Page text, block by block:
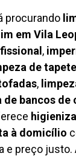
procurando
em Vila
,
de
,
de bancos de
à domicílio
e preço